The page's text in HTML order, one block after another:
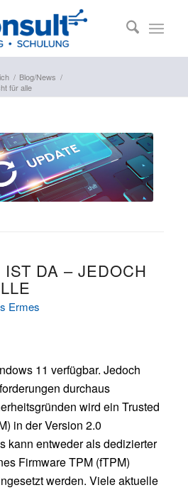
/ Blog/News /
für alle
DA – JEDOCH
Ermes
11 verfügbar. Jedoch
durchaus
wird ein Trusted
in der Version 2.0
kann entweder als dedizierter
Firmware TPM (fTPM)
werden. Viele aktuelle